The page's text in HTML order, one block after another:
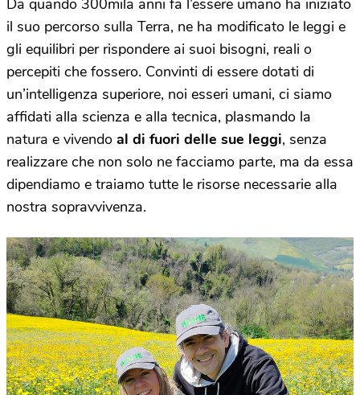
Da quando 300mila anni fa l’essere umano ha iniziato
il suo percorso sulla Terra, ne ha modificato le leggi e
gli equilibri per rispondere ai suoi bisogni, reali o
percepiti che fossero. Convinti di essere dotati di
un’intelligenza superiore, noi esseri umani, ci siamo
affidati alla scienza e alla tecnica, plasmando la
natura e vivendo al di fuori delle sue leggi, senza
realizzare che non solo ne facciamo parte, ma da essa
dipendiamo e traiamo tutte le risorse necessarie alla
nostra sopravvivenza.